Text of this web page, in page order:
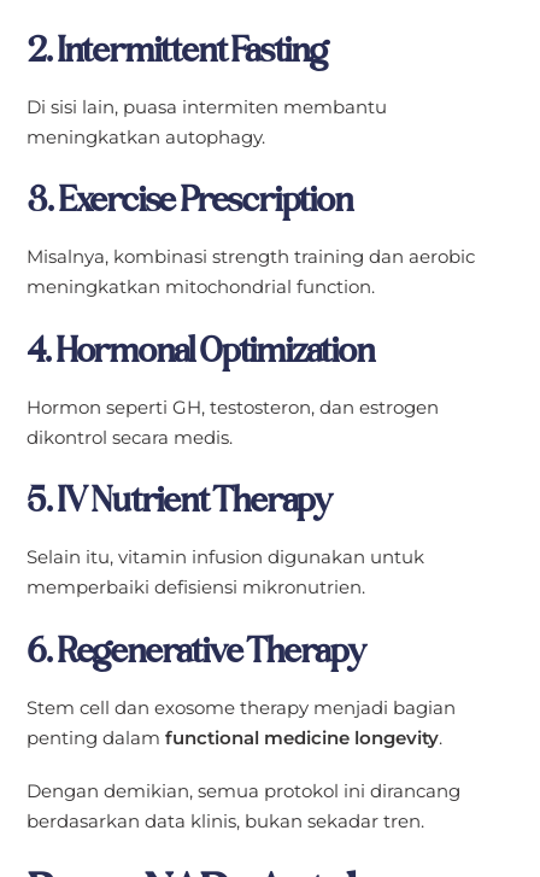
2. Intermittent Fasting
Di sisi lain, puasa intermiten membantu
meningkatkan autophagy.
3. Exercise Prescription
Misalnya, kombinasi strength training dan aerobic
meningkatkan mitochondrial function.
4. Hormonal Optimization
Hormon seperti GH, testosteron, dan estrogen
dikontrol secara medis.
5. IV Nutrient Therapy
Selain itu, vitamin infusion digunakan untuk
memperbaiki defisiensi mikronutrien.
6. Regenerative Therapy
Stem cell dan exosome therapy menjadi bagian
penting dalamfunctional medicine longevity.
Dengan demikian, semua protokol ini dirancang
berdasarkan data klinis, bukan sekadar tren.